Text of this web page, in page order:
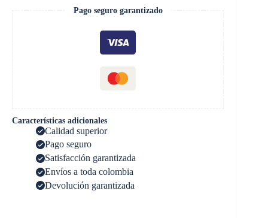
Pago seguro garantizado
Características adicionales
Calidad superior
Pago seguro
Satisfacción garantizada
Envíos a toda colombia
Devolución garantizada